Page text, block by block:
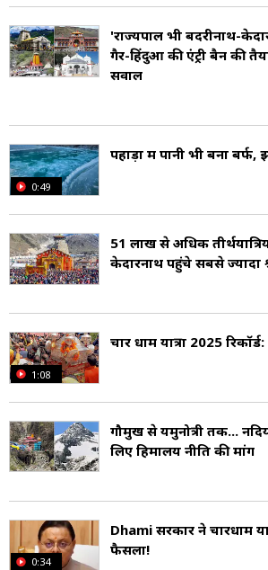
वितरण करने और अनुष्ठान पूजा जैसे
किया जाता है.
'राज्यपाल भी बदरीनाथ-
गैर-हिंदुओं की एंट्री बैन की
सवाल
0:49
पहाड़ों में पानी भी बना बर्फ,
51 लाख से अधिक
केदारनाथ पहुंचे सबसे ज्यादा
1:08
चार धाम यात्रा 2025
गौमुख से यमुनोत्री तक...
लिए हिमालय नीति की मांग
0:34
Dhami सरकार ने चारधाम
फैसला!